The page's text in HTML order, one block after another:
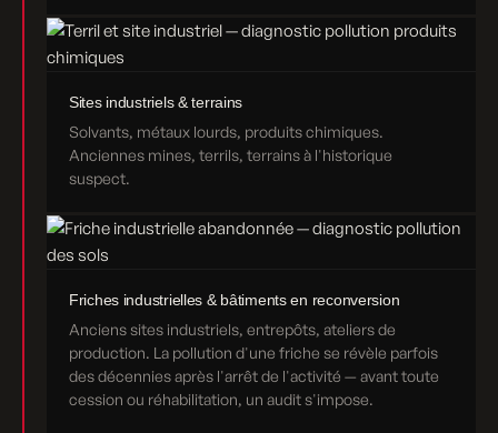
Sites industriels & terrains
Solvants, métaux lourds, produits chimiques.
Anciennes mines, terrils, terrains à l'historique
suspect.
Friches industrielles & bâtiments en reconversion
Anciens sites industriels, entrepôts, ateliers de
production. La pollution d'une friche se révèle parfois
des décennies après l'arrêt de l'activité — avant toute
cession ou réhabilitation, un audit s'impose.